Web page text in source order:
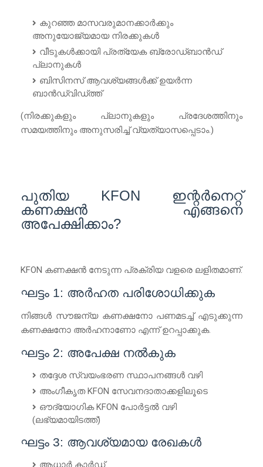
കുറഞ്ഞ മാസവരുമാനക്കാർക്കും
അനുയോജ്യമായ നിരക്കുകൾ
വീടുകൾക്കായി പ്രത്യേക ബ്രോഡ്ബാൻഡ്
പ്ലാനുകൾ
ബിസിനസ് ആവശ്യങ്ങൾക്ക് ഉയർന്ന
ബാൻഡ്‌വിഡ്ത്ത്
(നിരക്കുകളും പ്ലാനുകളും പ്രദേശത്തിനും
സമയത്തിനും അനുസരിച്ച് വ്യത്യാസപ്പെടാം.)
പുതിയ KFON ഇന്റർനെറ്റ്
കണക്ഷൻ എങ്ങനെ
അപേക്ഷിക്കാം?
KFON കണക്ഷൻ നേടുന്ന പ്രക്രിയ വളരെ ലളിതമാണ്.
ഘട്ടം 1: അർഹത പരിശോധിക്കുക
നിങ്ങൾ സൗജന്യ കണക്ഷനോ പണമടച്ച് എടുക്കുന്ന
കണക്ഷനോ അർഹനാണോ എന്ന് ഉറപ്പാക്കുക.
ഘട്ടം 2: അപേക്ഷ നൽകുക
തദ്ദേശ സ്വയംഭരണ സ്ഥാപനങ്ങൾ വഴി
അംഗീകൃത KFON സേവനദാതാക്കളിലൂടെ
ഔദ്യോഗിക KFON പോർട്ടൽ വഴി
(ലഭ്യമായിടത്ത്)
ഘട്ടം 3: ആവശ്യമായ രേഖകൾ
ആധാർ കാർഡ്